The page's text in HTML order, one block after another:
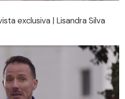
exclusiva | Lisandra Silva